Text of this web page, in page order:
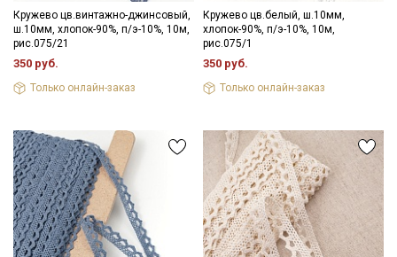
Кружево цв.винтажно-джинсовый,
ш.10мм, хлопок-90%, п/э-10%, 10м,
рис.075/21
350 руб.
Только онлайн-заказ
Кружево цв.белый, ш.10мм,
хлопок-90%, п/э-10%, 10м,
рис.075/1
350 руб.
Только онлайн-заказ